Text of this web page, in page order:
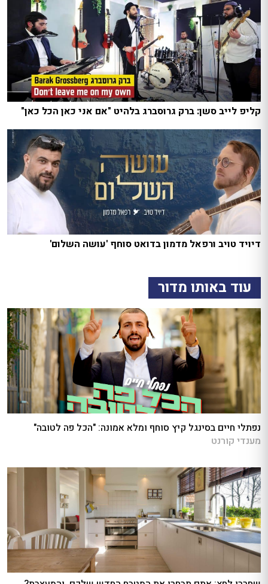
קליפ לייב סשן: ברק גרוסברג בלהיט "אם אני כאן הכל כאן"
דיויד טויב ורפאל מדמון בדואט סוחף 'עושה השלום'
עוד באותו מדור
נפתלי חיים בסינגל קיץ סוחף ומלא אמונה: "הכל פה לטובה"
מענדי קורנט